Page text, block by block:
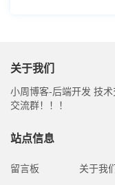
关于我们
小周博客-后端开发 技
交流群！！！
站点信息
留言板 关于我